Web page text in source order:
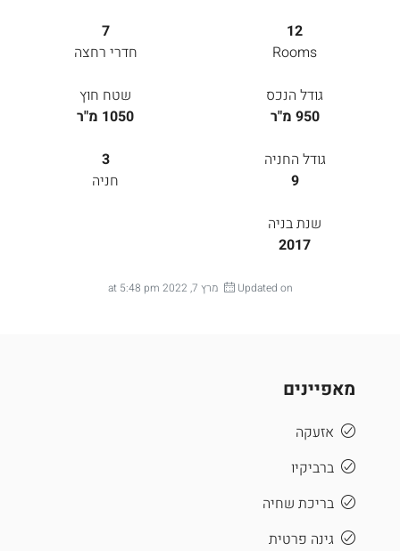
12
Rooms
7
חדרי רחצה
גודל הנכס
950 מ"ר
שטח חוץ
1050 מ"ר
גודל החניה
9
3
חניה
שנת בניה
2017
Updated on מרץ 7, 2022 at 5:48 pm
מאפיינים
אזעקה
ברביקיו
בריכת שחיה
גינה פרטית